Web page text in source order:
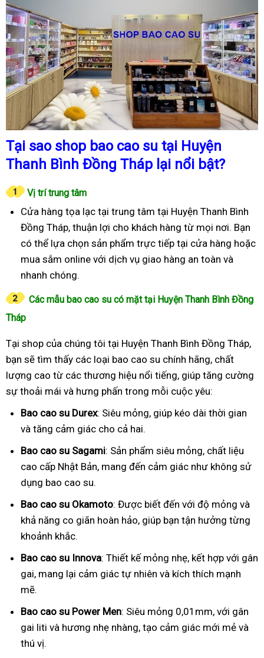
Tại sao shop bao cao su tại Huyện
Thanh Bình Đồng Tháp lại nổi bật?
Vị trí trung tâm
Cửa hàng tọa lạc tại trung tâm tại Huyện Thanh Bình
Đồng Tháp, thuận lợi cho khách hàng từ mọi nơi. Bạn
có thể lựa chọn sản phẩm trực tiếp tại cửa hàng hoặc
mua sắm online với dịch vụ giao hàng an toàn và
nhanh chóng.
Các mẫu bao cao su có mặt tại Huyện Thanh Bình Đồng
Tháp
Tại shop của chúng tôi tại Huyện Thanh Bình Đồng Tháp,
bạn sẽ tìm thấy các loại bao cao su chính hãng, chất
lượng cao từ các thương hiệu nổi tiếng, giúp tăng cường
sự thoải mái và hưng phấn trong mỗi cuộc yêu:
Bao cao su Durex: Siêu mỏng, giúp kéo dài thời gian
và tăng cảm giác cho cả hai.
Bao cao su Sagami: Sản phẩm siêu mỏng, chất liệu
cao cấp Nhật Bản, mang đến cảm giác như không sử
dụng bao cao su.
Bao cao su Okamoto: Được biết đến với độ mỏng và
khả năng co giãn hoàn hảo, giúp bạn tận hưởng từng
khoảnh khắc.
Bao cao su Innova: Thiết kế mỏng nhẹ, kết hợp với gân
gai, mang lại cảm giác tự nhiên và kích thích mạnh
mẽ.
Bao cao su Power Men: Siêu mỏng 0,01mm, với gân
gai liti và hương nhẹ nhàng, tạo cảm giác mới mẻ và
thú vị.